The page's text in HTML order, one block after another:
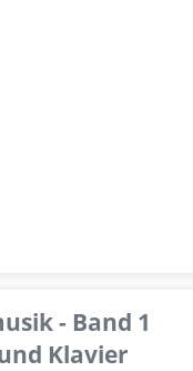
- Band 1
Klavier